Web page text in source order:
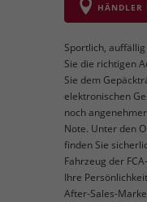
HÄNDLER
Sportlich,
Sie die richtigen
Sie dem
elektronischen
noch
Note. Unter den
finden Sie
Fahrzeug der
Ihre
After-Sales-